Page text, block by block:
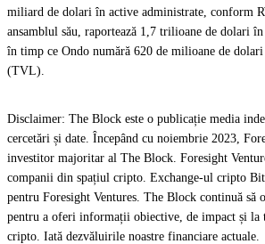
miliard de dolari în active administrate, conform
ansamblul său, raportează 1,7 trilioane de dolari
în timp ce Ondo numără 620 de milioane de
(TVL).
Disclaimer: The Block este o publicație media
cercetări și date. Începând cu noiembrie 2023,
investitor majoritar al The Block. Foresight
companii din spațiul cripto. Exchange-ul cripto
pentru Foresight Ventures. The Block continuă să
pentru a oferi informații obiective, de impact și la
cripto. Iată dezvăluirile noastre financiare actuale.